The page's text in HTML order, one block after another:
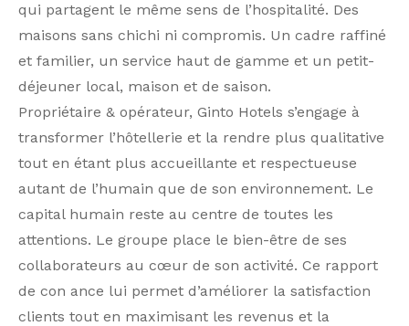
qui partagent le même sens de l’hospitalité. Des
maisons sans chichi ni compromis. Un cadre raffiné
et familier, un service haut de gamme et un petit-
déjeuner local, maison et de saison.
Propriétaire & opérateur, Ginto Hotels s’engage à
transformer l’hôtellerie et la rendre plus qualitative
tout en étant plus accueillante et respectueuse
autant de l’humain que de son environnement. Le
capital humain reste au centre de toutes les
attentions. Le groupe place le bien-être de ses
collaborateurs au cœur de son activité. Ce rapport
de con ance lui permet d’améliorer la satisfaction
clients tout en maximisant les revenus et la